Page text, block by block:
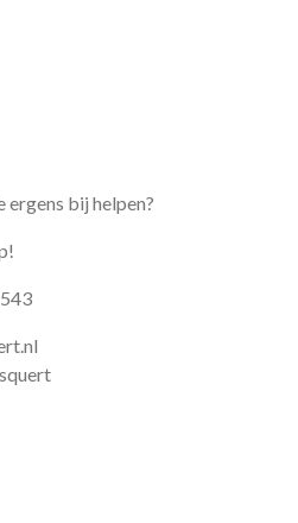
ergens bij helpen?